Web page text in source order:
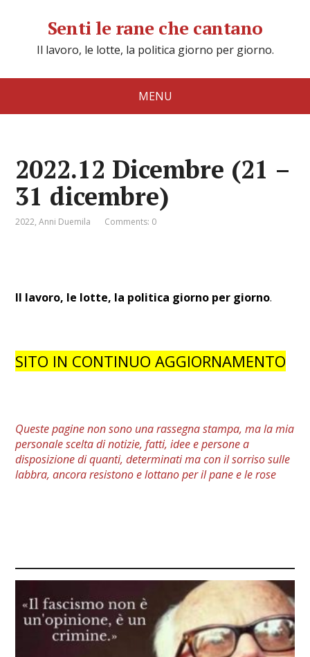
Senti le rane che cantano
Il lavoro, le lotte, la politica giorno per giorno.
MENU
2022.12 Dicembre (21 –
31 dicembre)
2022,Anni Duemila Comments: 0
Il lavoro, le lotte, la politica giorno per giorno.
SITO IN CONTINUO AGGIORNAMENTO
Queste pagine non sono una rassegna stampa, ma la mia
personalescelta di notizie, fatti, idee e persone a
disposizione di quanti, determinati ma con il sorriso sulle
labbra, ancora resistono e lottano per il pane e le rose